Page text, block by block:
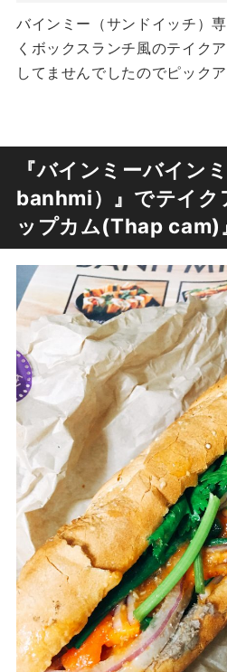
バインミー（サンドイッチ）
くボックスランチ風のテイク
してませんでしたのでピック
『バインミーバイン
banhmi）』でテイク
ップカム(Thap cam)